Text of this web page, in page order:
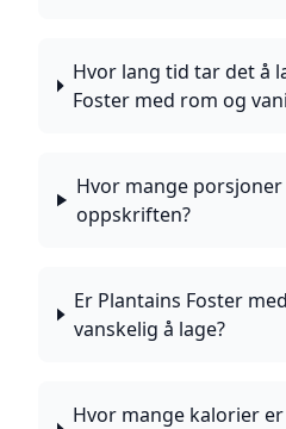
Hvor lang tid tar det å
Foster med rom og
Hvor mange
oppskriften?
Er Plantains Foster
vanskelig å lage?
Hvor mange kalorier